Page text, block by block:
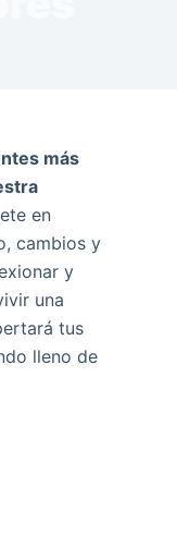
más
en
cambios y
y
una
tus
lleno de